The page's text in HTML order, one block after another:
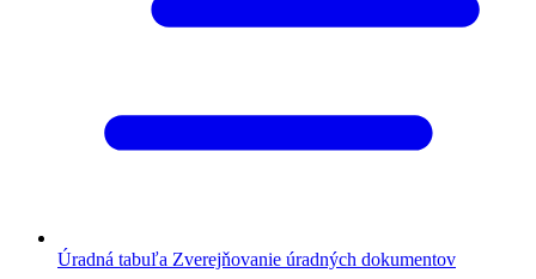
Úradná tabuľa Zverejňovanie úradných dokumentov